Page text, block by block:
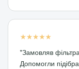
★★★★★
"Замовляв
Допомогли